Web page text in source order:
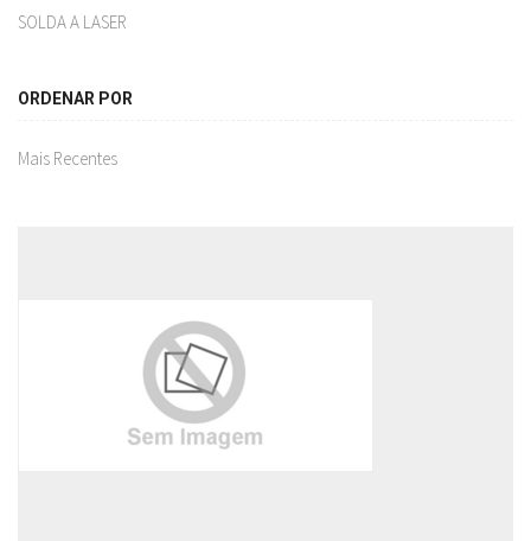
SOLDA A LASER
ORDENAR POR
Mais Recentes